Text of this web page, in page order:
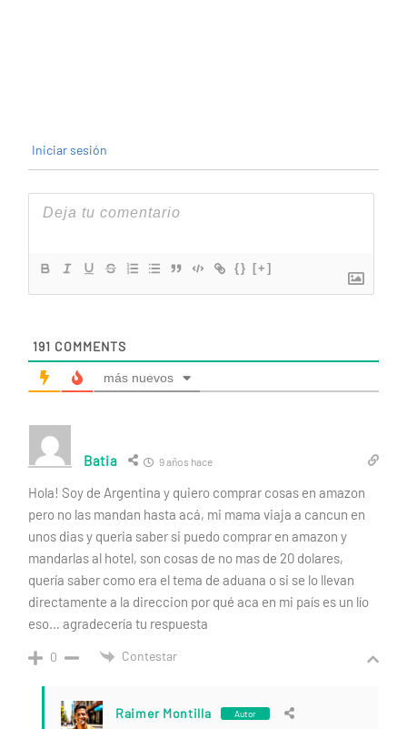
Iniciar sesión
{} [+]
191 COMMENTS
más nuevos
Batia 9 años hace
Hola! Soy de Argentina y quiero comprar cosas en amazon
pero no las mandan hasta acá, mi mama viaja a cancun en
unos dias y queria saber si puedo comprar en amazon y
mandarlas al hotel, son cosas de no mas de 20 dolares,
quería saber como era el tema de aduana o si se lo llevan
directamente a la direccion por qué aca en mi país es un lío
eso… agradecería tu respuesta
0 Contestar
Raimer Montilla Autor